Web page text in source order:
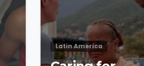
Latin America